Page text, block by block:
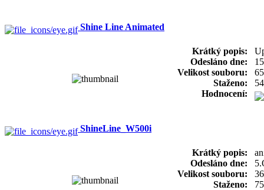
Shine Line Animated
Krátký popis:
Odesláno dne:
Velikost souboru:
Staženo:
Hodnocení:
ShineLine_W500i
Krátký popis:
Odesláno dne:
Velikost souboru:
Staženo: